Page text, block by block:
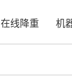
在线降重 机